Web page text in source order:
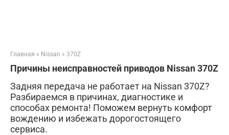
Главная » Nissan » 370Z
Причины неисправностей приводов Nissan 370Z
Задняя передача не работает на Nissan 370Z?
Разбираемся в причинах, диагностике и
способах ремонта! Поможем вернуть комфорт
вождению и избежать дорогостоящего
сервиса.